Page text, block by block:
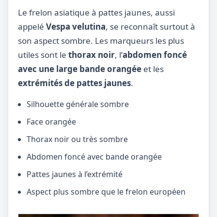
Le frelon asiatique à pattes jaunes, aussi
appelé Vespa velutina, se reconnaît surtout à
son aspect sombre. Les marqueurs les plus
utiles sont le thorax noir, l’abdomen foncé
avec une large bande orangée et les
extrémités de pattes jaunes.
Silhouette générale sombre
Face orangée
Thorax noir ou très sombre
Abdomen foncé avec bande orangée
Pattes jaunes à l’extrémité
Aspect plus sombre que le frelon européen